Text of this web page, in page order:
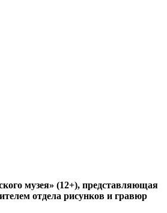
музея» (12+), представляющая
отдела рисунков и гравюр